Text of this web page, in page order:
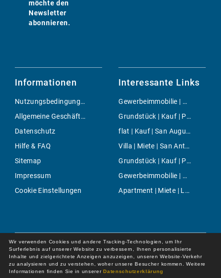
möchte den
Newsletter
abonnieren.
Informationen
Nutzungsbedingungen
Allgemeine Geschäftsbedingungen
Datenschutz
Hilfe & FAQ
Sitemap
Impressum
Cookie Einstellungen
Interessante Links
Gewerbeimmobilie | Miete | Biniali
Grundstück | Kauf | Petra
flat | Kauf | San Augustin
Villa | Miete | San Antonio ciudad
Grundstück | Kauf | Pol. Son Bugadelles
Gewerbeimmobilie | Miete | Son Font
Apartment | Miete | Las Rozas
Wir verwenden Cookies und andere Tracking-Technologien, um Ihr
Surferlebnis auf unserer Website zu verbessern, Ihnen personalisierte
Inhalte und zielgerichtete Anzeigen anzuzeigen, unseren Website-Verkehr
zu analysieren und zu verstehen, woher unsere Besucher kommen. Weitere
Informationen finden Sie in unsererDatenschutzerklärung